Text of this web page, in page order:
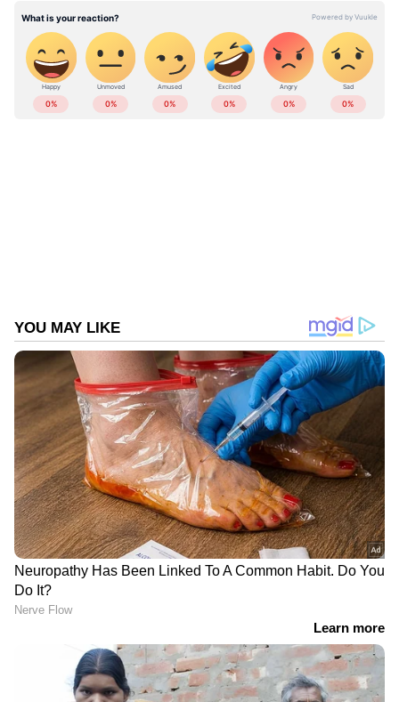
അനുവദിക്കാനാണ് തീരുമാനം.
ABOUT THE AUTHOR
DOWNLOAD APP
കേരളത്തിലെ എല്ലാ വാർത്തകൾ
Newsഅറിയാൻ എപ്പോഴും ഏഷ്യാനെറ്റ്
തത്സമയ അപ്‌ഡേറ്റുകളും ആഴത്തിലുള്ള
വിശകലനവും സമഗ്രമായ റിപ്പോർട്ടിംഗും —